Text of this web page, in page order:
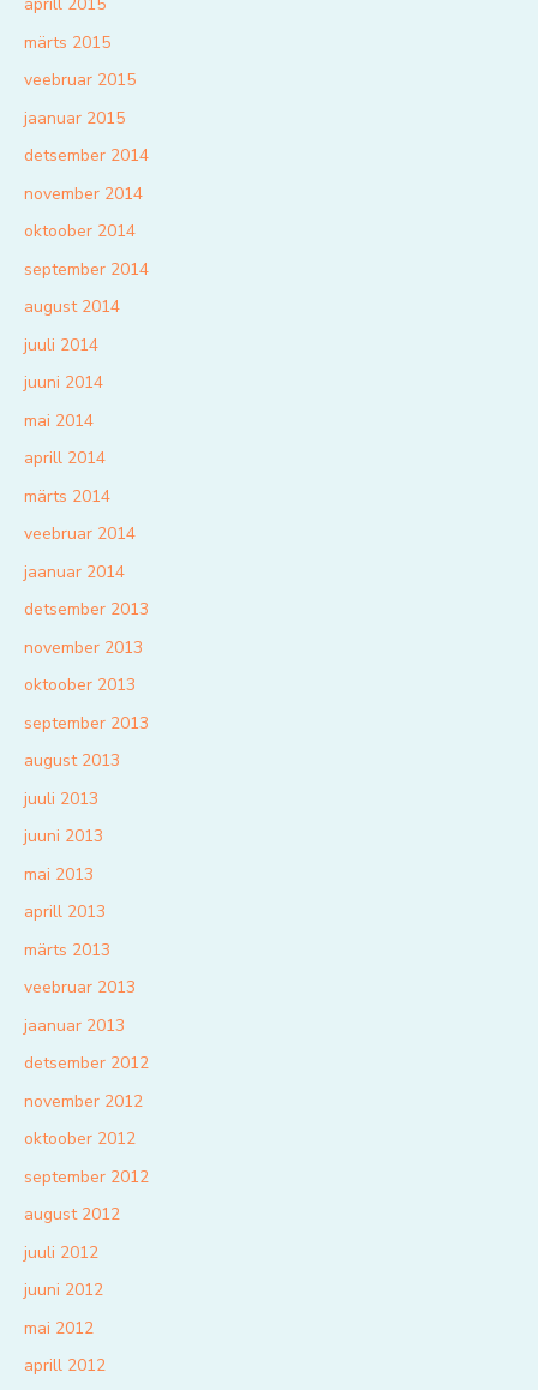
aprill 2015
märts 2015
veebruar 2015
jaanuar 2015
detsember 2014
november 2014
oktoober 2014
september 2014
august 2014
juuli 2014
juuni 2014
mai 2014
aprill 2014
märts 2014
veebruar 2014
jaanuar 2014
detsember 2013
november 2013
oktoober 2013
september 2013
august 2013
juuli 2013
juuni 2013
mai 2013
aprill 2013
märts 2013
veebruar 2013
jaanuar 2013
detsember 2012
november 2012
oktoober 2012
september 2012
august 2012
juuli 2012
juuni 2012
mai 2012
aprill 2012